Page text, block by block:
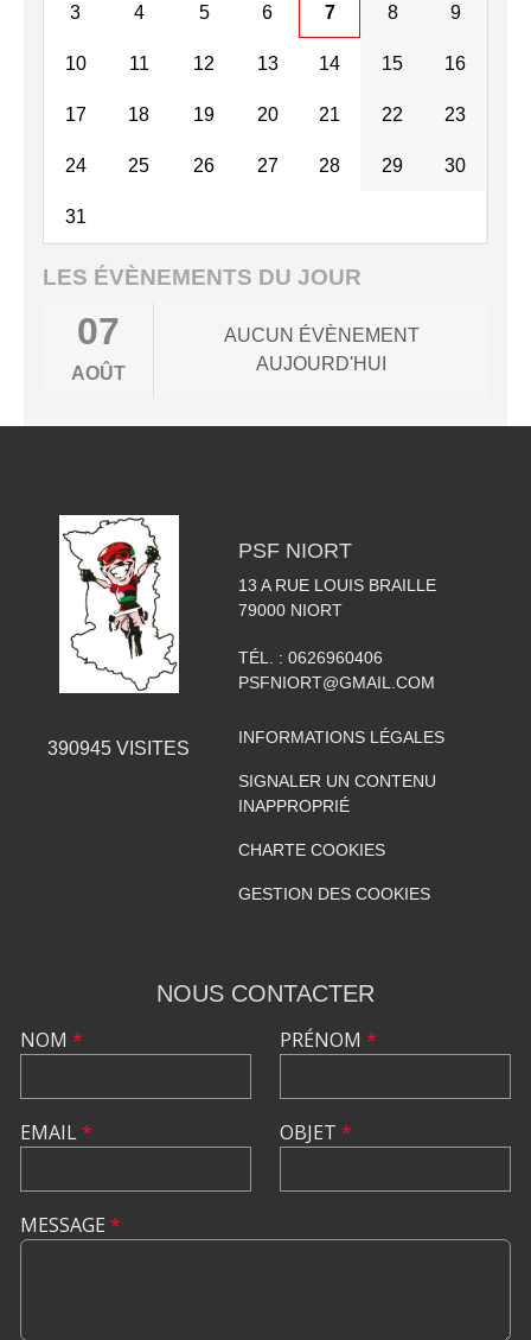
3 4 5 6 7 8 9
10 11 12 13 14 15 16
17 18 19 20 21 22 23
24 25 26 27 28 29 30
31
LES ÉVÈNEMENTS DU JOUR
07
AOÛT
AUCUN ÉVÈNEMENT
AUJOURD'HUI
390945 VISITES
PSF NIORT
13 A RUE LOUIS BRAILLE
79000 NIORT
TÉL. : 0626960406
PSFNIORT@GMAIL.COM
INFORMATIONS LÉGALES
SIGNALER UN CONTENU
INAPPROPRIÉ
CHARTE COOKIES
GESTION DES COOKIES
NOUS CONTACTER
NOM *
EMAIL*
PRÉNOM *
OBJET *
MESSAGE *